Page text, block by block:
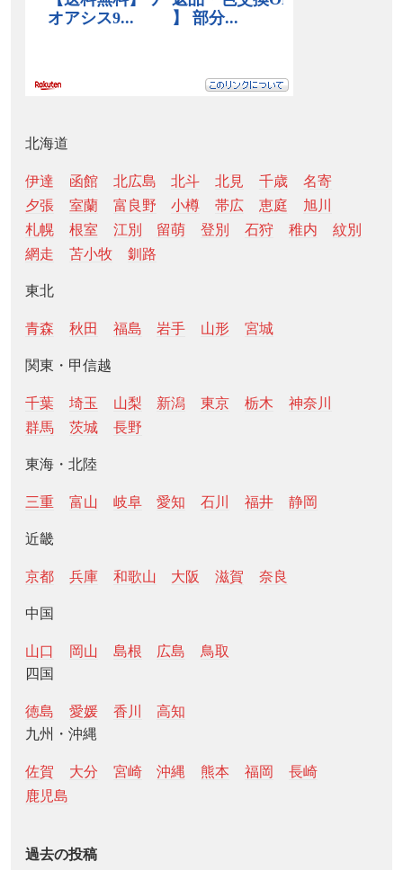
北海道
伊達 函館 北広島 北斗 北見 千歳
名寄
夕張
室蘭 富良野 小樽 帯広 恵庭
旭川
札幌
根室 江別 留萌 登別 石狩 稚内
紋別
網走
苫小牧 釧路
東北
青森 秋田 福島 岩手 山形 宮城
関東・甲信越
千葉 埼玉 山梨 新潟 東京 栃木
神奈川
群馬
茨城 長野
東海・北陸
三重 富山 岐阜 愛知 石川 福井 静岡
近畿
京都 兵庫 和歌山 大阪 滋賀 奈良
中国
山口 岡山 島根 広島
鳥取
四国
徳島 愛媛 香川
高知
九州・沖縄
佐賀 大分 宮崎 沖縄 熊本 福岡
長崎
鹿児島
過去の投稿